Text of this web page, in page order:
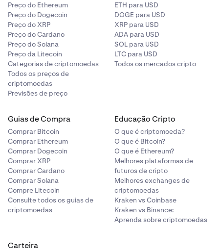
Preço do Ethereum
Preço do Dogecoin
Preço do XRP
Preço do Cardano
Preço do Solana
Preço da Litecoin
Categorias de criptomoedas
Todos os preços de
criptomoedas
Previsões de preço
ETH para USD
DOGE para USD
XRP para USD
ADA para USD
SOL para USD
LTC para USD
Todos os mercados cripto
Guias de Compra
Comprar Bitcoin
Comprar Ethereum
Comprar Dogecoin
Comprar XRP
Comprar Cardano
Comprar Solana
Compre Litecoin
Consulte todos os guias de
criptomoedas
Educação Cripto
O que é criptomoeda?
O que é Bitcoin?
O que é Ethereum?
Melhores plataformas de
futuros de cripto
Melhores exchanges de
criptomoedas
Kraken vs Coinbase
Kraken vs Binance:
Aprenda sobre criptomoedas
Carteira